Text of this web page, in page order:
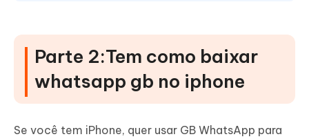
Parte 2:Tem como baixar
whatsapp gb no iphone
Se você tem iPhone, quer usar GB WhatsApp para